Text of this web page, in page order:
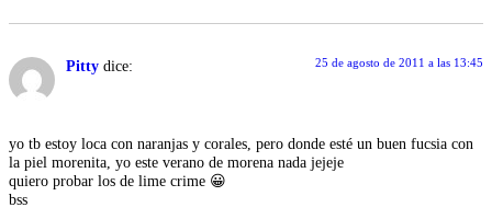
Pitty dice: 25 de agosto de 2011 a las 13:45
yo tb estoy loca con naranjas y corales, pero donde esté un buen fucsia con
la piel morenita, yo este verano de morena nada jejeje
quiero probar los de lime crime 😀
bss